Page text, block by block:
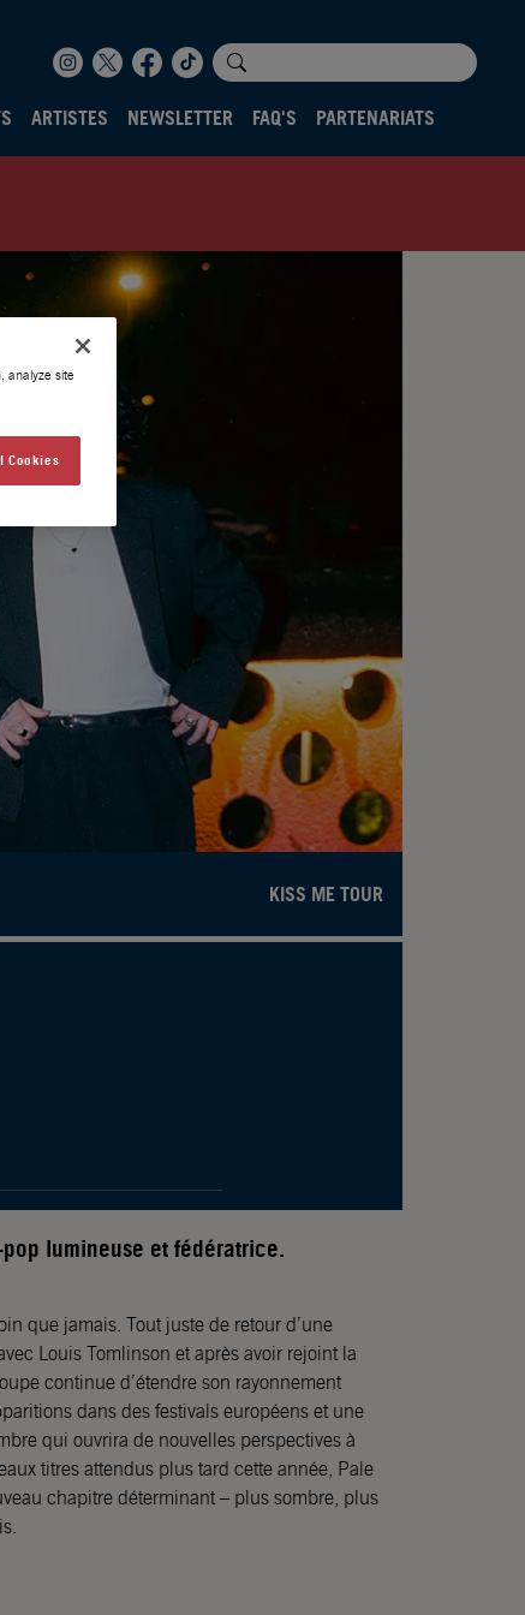
ARTISTES NEWSLETTER FAQ'S PARTENARIATS
KISS ME TOUR
lumineuse et fédératrice.
que jamais. Tout juste de retour d’une
Louis Tomlinson et après avoir rejoint la
continue d’étendre son rayonnement
dans des festivals européens et une
qui ouvrira de nouvelles perspectives à
titres attendus plus tard cette année, Pale
chapitre déterminant – plus sombre, plus
analyze site
Cookies